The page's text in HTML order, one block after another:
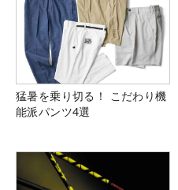
猛暑を乗り切る！ こだわり機
能派パンツ4選